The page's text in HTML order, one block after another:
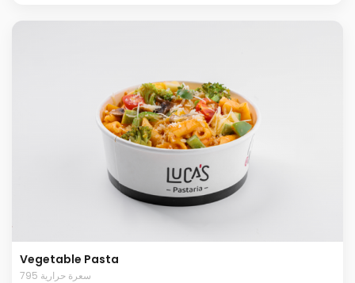
Vegetable Pasta
795 سعرة حرارية